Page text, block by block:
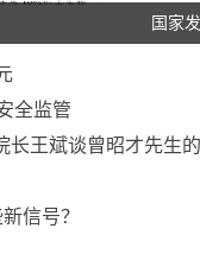
国家
全监管
王斌谈曾昭才先生
信号？